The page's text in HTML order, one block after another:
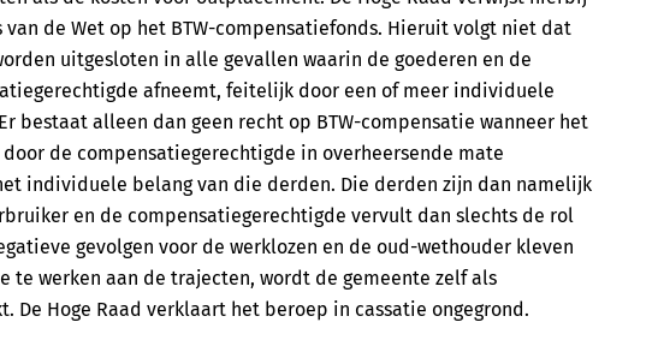
van de Wet op het BTW-compensatiefonds. Hieruit volgt niet dat
uitgesloten in alle gevallen waarin de goederen en de
afneemt, feitelijk door een of meer individuele
bestaat alleen dan geen recht op BTW-compensatie wanneer het
de compensatiegerechtigde in overheersende mate
individuele belang van die derden. Die derden zijn dan namelijk
en de compensatiegerechtigde vervult dan slechts de rol
gevolgen voor de werklozen en de oud-wethouder kleven
te werken aan de trajecten, wordt de gemeente zelf als
De Hoge Raad verklaart het beroep in cassatie ongegrond.